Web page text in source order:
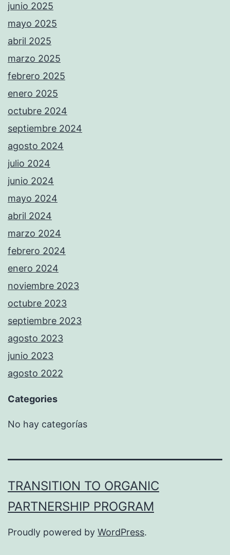
junio 2025
mayo 2025
abril 2025
marzo 2025
febrero 2025
enero 2025
octubre 2024
septiembre 2024
agosto 2024
julio 2024
junio 2024
mayo 2024
abril 2024
marzo 2024
febrero 2024
enero 2024
noviembre 2023
octubre 2023
septiembre 2023
agosto 2023
junio 2023
agosto 2022
Categories
No hay categorías
TRANSITION TO ORGANIC
PARTNERSHIP PROGRAM
Proudly powered by WordPress.